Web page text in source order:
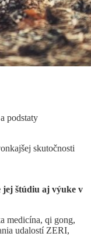
podstaty
skutočnosti
jej štúdiu aj výuke v
medicína, qi gong,
udalostí ZERI,